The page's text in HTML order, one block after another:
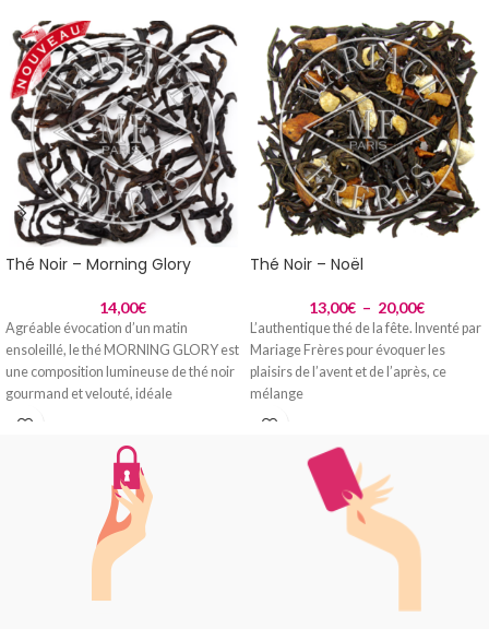
Thé Noir – Morning Glory
14,00€
Agréable évocation d’un matin
ensoleillé, le thé MORNING GLORY est
une composition lumineuse de thé noir
gourmand et velouté, idéale
Thé Noir – Noël
13,00€ – 20,00€
L’authentique thé de la fête. Inventé par
Mariage Frères pour évoquer les
plaisirs de l’avent et de l’après, ce
mélange